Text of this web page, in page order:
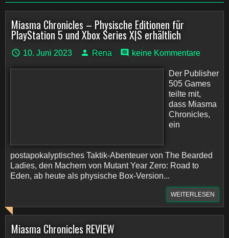
Miasma Chronicles – Physische Editionen für
PlayStation 5 und Xbox Series X|S erhältlich
10. Juni 2023 Rena keine Kommentare
Der Publisher
505 Games
teilte mit,
dass Miasma
Chronicles,
ein
postapokalyptisches Taktik-Abenteuer von The Bearded
Ladies, den Machern von Mutant Year Zero: Road to
Eden, ab heute als physische Box-Version...
WEITERLESEN
Miasma Chronicles REVIEW